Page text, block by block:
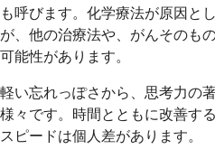
も呼びます。化学療法が原因と
が、他の治療法や、がんそのも
可能性があります。
軽い忘れっぽさから、思考力の
様々です。時間とともに改善す
スピードは個人差があります。